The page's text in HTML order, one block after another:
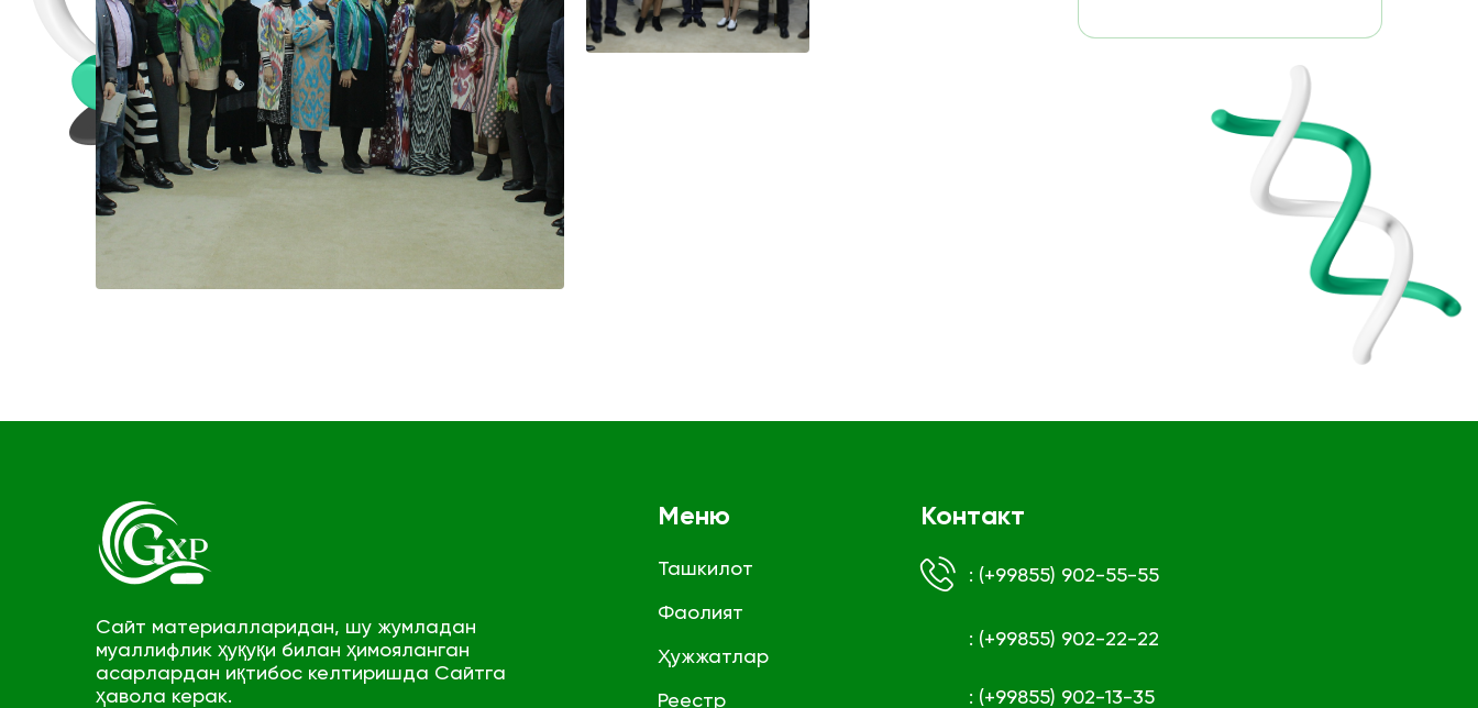
Сайт материалларидан, шу жумладан
муаллифлик ҳуқуқи билан ҳимояланган
асарлардан иқтибос келтиришда Сайтга
ҳавола керак.
Меню
Ташкилот
Фаолият
Ҳужжатлар
Реестр
Контакт
: (+99855) 902-55-55
: (+99855) 902-22-22
: (+99855) 902-13-35